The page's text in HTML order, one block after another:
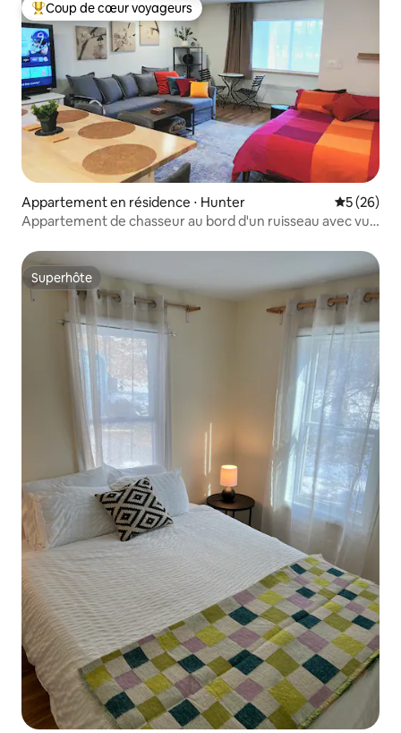
Coups de cœur voyageurs les plus appréciés
Coup de cœur voyageurs
Appartement en résidence ⋅ Hunter
5 (26)
Appartement de chasseur au bord d'un ruisseau avec vue
Superhôte
Superhôte